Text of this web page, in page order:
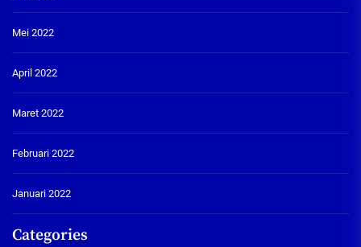
Mei 2022
April 2022
Maret 2022
Februari 2022
Januari 2022
Categories